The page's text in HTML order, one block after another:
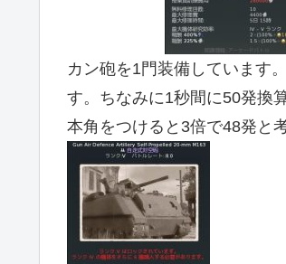
カン砲を1門装備しています
す。ちなみに1秒間に50発換
本角をつけると3倍で48発と